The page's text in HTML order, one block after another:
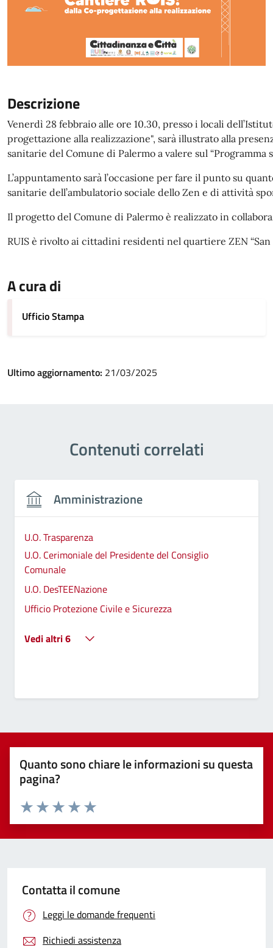
Descrizione
Venerdì 28 febbraio alle ore 10.30, presso i locali
progettazione alla realizzazione", sarà illustrato alla
sanitarie del Comune di Palermo a valere sul
L’appuntamento sarà l’occasione per fare il punto su
sanitarie dell’ambulatorio sociale dello Zen e di attività
Il progetto del Comune di Palermo è realizzato in
RUIS è rivolto ai cittadini residenti nel quartiere ZEN
A cura di
Ufficio Stampa
Ultimo aggiornamento: 21/03/2025
Contenuti correlati
Amministrazione
U.O. Trasparenza
U.O. Cerimoniale del Presidente del Consiglio
Comunale
U.O. DesTEENazione
Ufficio Protezione Civile e Sicurezza
Vedi altri 6
Quanto sono chiare le informazioni su questa
pagina?
Valuta 5 stelle su 5
Valuta 4 stelle su 5
Valuta 3 stelle su 5
Valuta 2 stelle su 5
Valuta 1 stelle su 5
Contatta il comune
Leggi le domande frequenti
Richiedi assistenza